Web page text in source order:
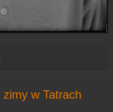
w Tatrach